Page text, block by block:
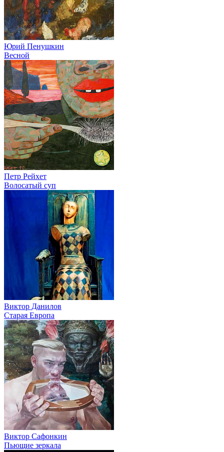
Юрий Пенушкин
Весной
Петр Рейхет
Волосатый суп
Виктор Данилов
Старая Европа
Виктор Сафонкин
Пьющие зеркала